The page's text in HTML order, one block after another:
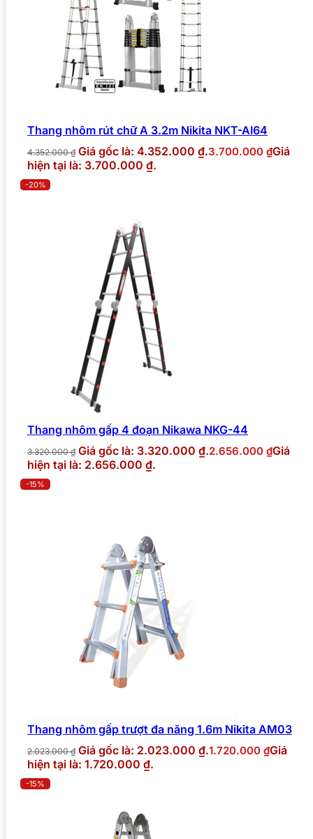
Thang nhôm rút chữ A 3.2m Nikita NKT-AI64
4.352.000₫ Giá gốc là: 4.352.000 ₫.3.700.000 ₫Giá
hiện tại là: 3.700.000 ₫.
-20%
Thang nhôm gấp 4 đoạn Nikawa NKG-44
3.320.000₫ Giá gốc là: 3.320.000 ₫.2.656.000 ₫Giá
hiện tại là: 2.656.000 ₫.
-15%
Thang nhôm gấp trượt đa năng 1.6m Nikita AM03
2.023.000₫ Giá gốc là: 2.023.000 ₫.1.720.000 ₫Giá
hiện tại là: 1.720.000 ₫.
-15%